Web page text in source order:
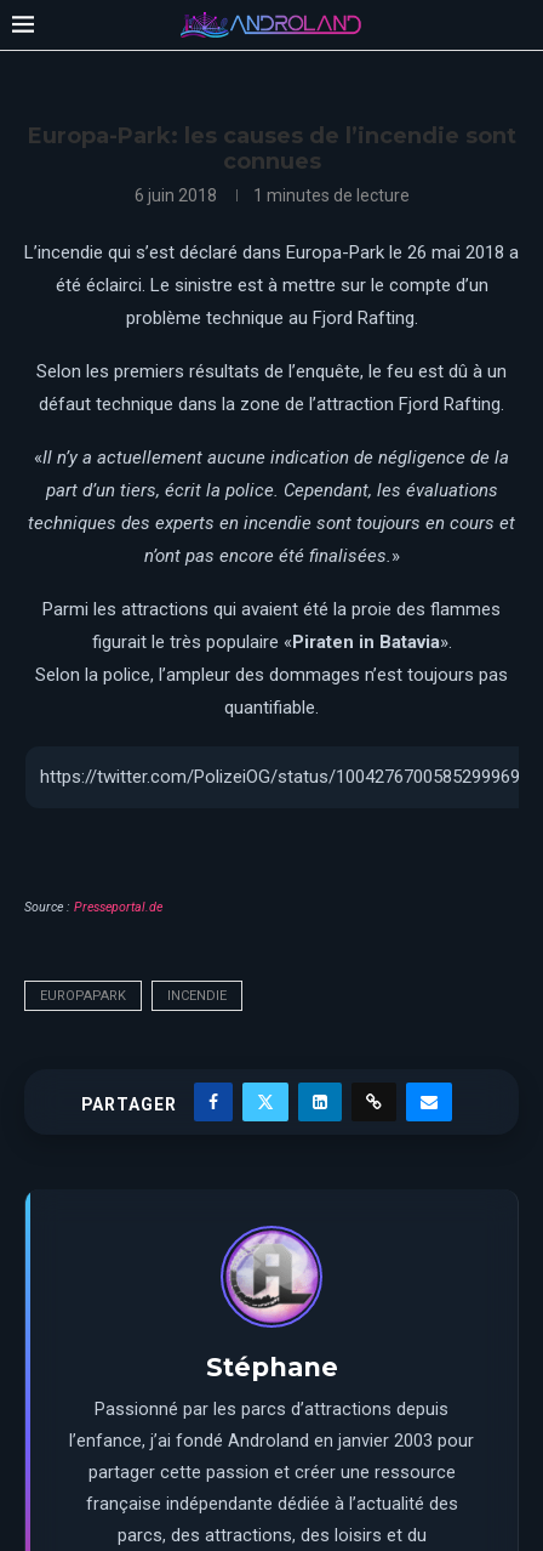
Europa-Park: les causes de l’incendie sont
connues
6 juin 2018 1 minutes de lecture
L’incendie qui s’est déclaré dans Europa-Park le 26 mai 2018 a
été éclairci. Le sinistre est à mettre sur le compte d’un
problème technique au Fjord Rafting.
Selon les premiers résultats de l’enquête, le feu est dû à un
défaut technique dans la zone de l’attraction Fjord Rafting.
«Il n’y a actuellement aucune indication de négligence de la
part d’un tiers, écrit la police. Cependant, les évaluations
techniques des experts en incendie sont toujours en cours et
n’ont pas encore été finalisées. »
Parmi les attractions qui avaient été la proie des flammes
figurait le très populaire «Piraten in Batavia».
Selon la police, l’ampleur des dommages n’est toujours pas
quantifiable.
https://twitter.com/PolizeiOG/status/1004276700585299969
Source : Presseportal.de
EUROPAPARK INCENDIE
PARTAGER
Stéphane
Passionné par les parcs d’attractions depuis
l’enfance, j’ai fondé Androland en janvier 2003 pour
partager cette passion et créer une ressource
française indépendante dédiée à l’actualité des
parcs, des attractions, des loisirs et du